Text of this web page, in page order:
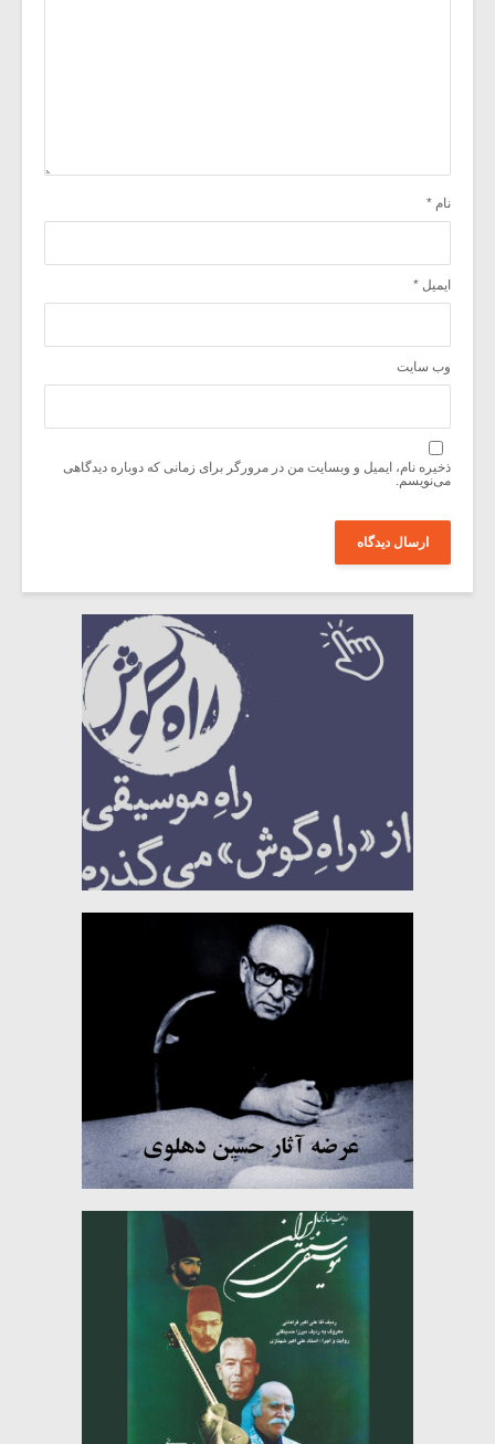
نام *
ایمیل *
وب‌ سایت
ذخیره نام، ایمیل و وبسایت من در مرورگر برای زمانی که دوباره دیدگاهی
می‌نویسم.